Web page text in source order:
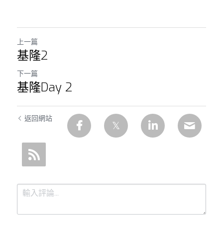
上一篇
基隆2
下一篇
基隆Day 2
返回網站